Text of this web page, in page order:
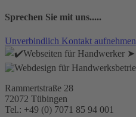
Sprechen Sie mit uns.....
Unverbindlich Kontakt aufnehmen
Rammertstraße 28
72072 Tübingen
Tel.: +49 (0) 7071 85 94 001